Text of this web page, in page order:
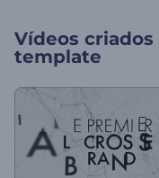
Vídeos
template